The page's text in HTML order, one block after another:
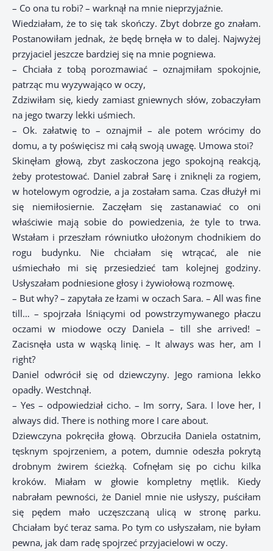
– Co ona tu robi? – warknął na mnie nieprzyjaźnie.
Wiedziałam, że to się tak skończy. Zbyt dobrze go znałam.
Postanowiłam jednak, że będę brnęła w to dalej. Najwyżej
przyjaciel jeszcze bardziej się na mnie pogniewa.
– Chciała z tobą porozmawiać – oznajmiłam spokojnie,
patrząc mu wyzywająco w oczy,
Zdziwiłam się, kiedy zamiast gniewnych słów, zobaczyłam
na jego twarzy lekki uśmiech.
– Ok. załatwię to – oznajmił – ale potem wrócimy do
domu, a ty poświęcisz mi całą swoją uwagę. Umowa stoi?
Skinęłam głową, zbyt zaskoczona jego spokojną reakcją,
żeby protestować. Daniel zabrał Sarę i zniknęli za rogiem,
w hotelowym ogrodzie, a ja zostałam sama. Czas dłużył mi
się niemiłosiernie. Zaczęłam się zastanawiać co oni
właściwie mają sobie do powiedzenia, że tyle to trwa.
Wstałam i przeszłam równiutko ułożonym chodnikiem do
rogu budynku. Nie chciałam się wtrącać, ale nie
uśmiechało mi się przesiedzieć tam kolejnej godziny.
Usłyszałam podniesione głosy i żywiołową rozmowę.
– But why? – zapytała ze łzami w oczach Sara. – All was fine
till… – spojrzała lśniącymi od powstrzymywanego płaczu
oczami w miodowe oczy Daniela – till she arrived! –
Zacisnęła usta w wąską linię. – It always was her, am I
right?
Daniel odwrócił się od dziewczyny. Jego ramiona lekko
opadły. Westchnął.
– Yes – odpowiedział cicho. – Im sorry, Sara. I love her, I
always did. There is nothing more I care about.
Dziewczyna pokręciła głową. Obrzuciła Daniela ostatnim,
tęsknym spojrzeniem, a potem, dumnie odeszła pokrytą
drobnym żwirem ścieżką. Cofnęłam się po cichu kilka
kroków. Miałam w głowie kompletny mętlik. Kiedy
nabrałam pewności, że Daniel mnie nie usłyszy, puściłam
się pędem mało uczęszczaną ulicą w stronę parku.
Chciałam być teraz sama. Po tym co usłyszałam, nie byłam
pewna, jak dam radę spojrzeć przyjacielowi w oczy.